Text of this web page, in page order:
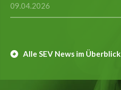
09.04.2026
Alle SEV News im Überblick